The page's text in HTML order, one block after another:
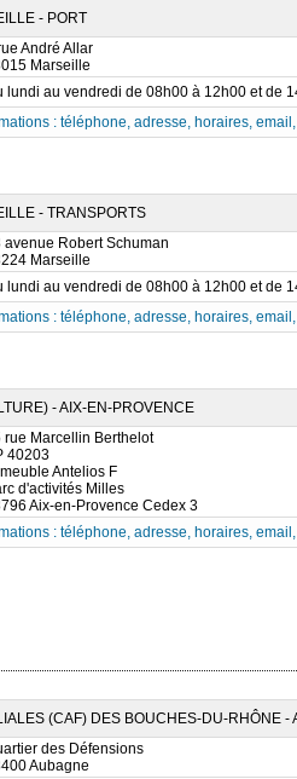
- PORT
André Allar
Marseille
lundi au vendredi de 08h00 à 12h00 et de
: téléphone, adresse, horaires,
- TRANSPORTS
avenue Robert Schuman
Marseille
lundi au vendredi de 08h00 à 12h00 et de
: téléphone, adresse, horaires,
- AIX-EN-PROVENCE
rue Marcellin Berthelot
40203
Antelios F
d'activités Milles
Aix-en-Provence Cedex 3
: téléphone, adresse, horaires,
(CAF) DES BOUCHES-DU-RHÔNE -
des Défensions
Aubagne